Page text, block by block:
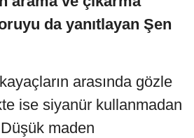
da yanıtlayan Şen
arasında gözle
ise siyanür kullanmadan
Düşük maden